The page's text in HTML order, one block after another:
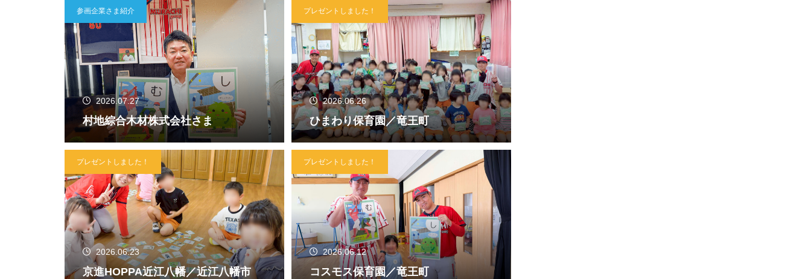
参画企業さま紹介
2026.07.27
村地綜合木材株式会社さま
プレゼントしました！
2026.06.26
ひまわり保育園／竜王町
プレゼントしました！
2026.06.23
京進HOPPA近江八幡／近江八幡市
プレゼントしました！
2026.06.12
コスモス保育園／竜王町